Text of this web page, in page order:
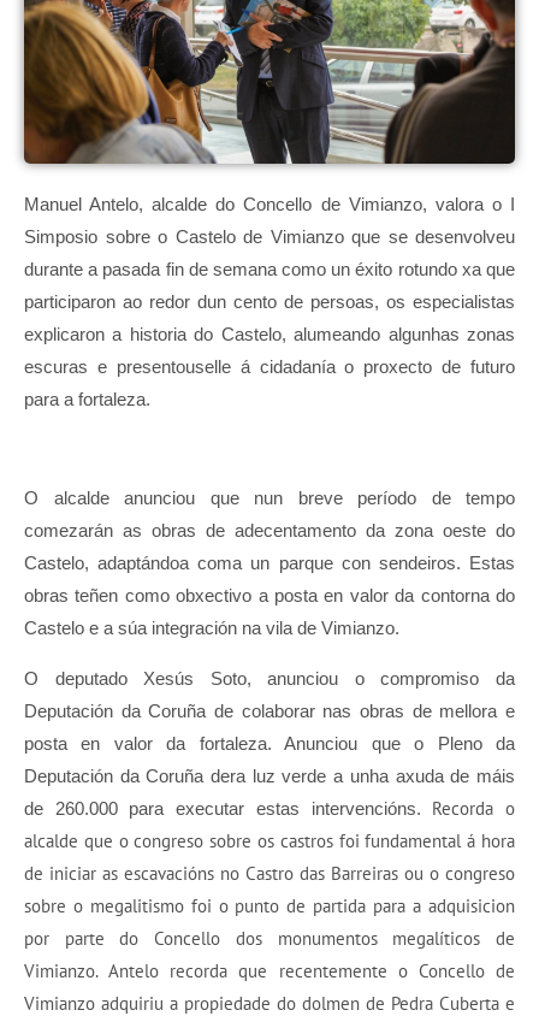
Manuel Antelo, alcalde do Concello de Vimianzo, valora o I
Simposio sobre o Castelo de Vimianzo que se desenvolveu
durante a pasada fin de semana como un éxito rotundo xa que
participaron ao redor dun cento de persoas, os especialistas
explicaron a historia do Castelo, alumeando algunhas zonas
escuras e presentouselle á cidadanía o proxecto de futuro
para a fortaleza.
O alcalde anunciou que nun breve período de tempo
comezarán as obras de adecentamento da zona oeste do
Castelo, adaptándoa coma un parque con sendeiros. Estas
obras teñen como obxectivo a posta en valor da contorna do
Castelo e a súa integración na vila de Vimianzo.
O deputado Xesús Soto, anunciou o compromiso da
Deputación da Coruña de colaborar nas obras de mellora e
posta en valor da fortaleza. Anunciou que o Pleno da
Deputación da Coruña dera luz verde a unha axuda de máis
de 260.000 para executar estas intervencións. Recorda o
alcalde que o congreso sobre os castros foi fundamental á hora
de iniciar as escavacións no Castro das Barreiras ou o congreso
sobre o megalitismo foi o punto de partida para a adquisicion
por parte do Concello dos monumentos megalíticos de
Vimianzo. Antelo recorda que recentemente o Concello de
Vimianzo adquiriu a propiedade do dolmen de Pedra Cuberta e